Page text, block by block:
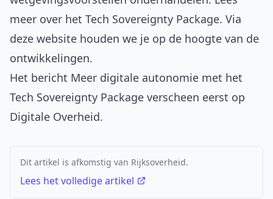
meer over het Tech Sovereignty Package. Via
deze website houden we je op de hoogte van de
ontwikkelingen.
Het bericht Meer digitale autonomie met het
Tech Sovereignty Package verscheen eerst op
Digitale Overheid.
Dit artikel is afkomstig van Rijksoverheid.
Lees het volledige artikel